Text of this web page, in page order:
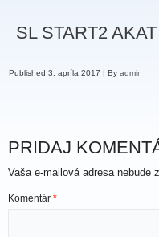
SL START2 AKAT
Published 3. apríla 2017 | By admin
PRIDAJ
Vaša e-mailová adresa nebude
Komentár *